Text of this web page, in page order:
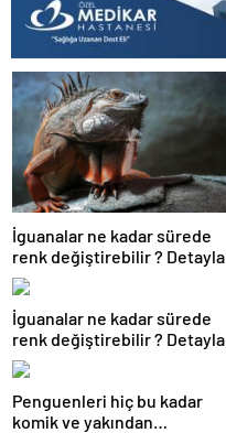
İguanalar ne kadar sürede
renk değiştirebilir ? Detaylar
burada…
İguanalar ne kadar sürede
renk değiştirebilir ? Detaylar
burada…
Penguenleri hiç bu kadar
komik ve yakından